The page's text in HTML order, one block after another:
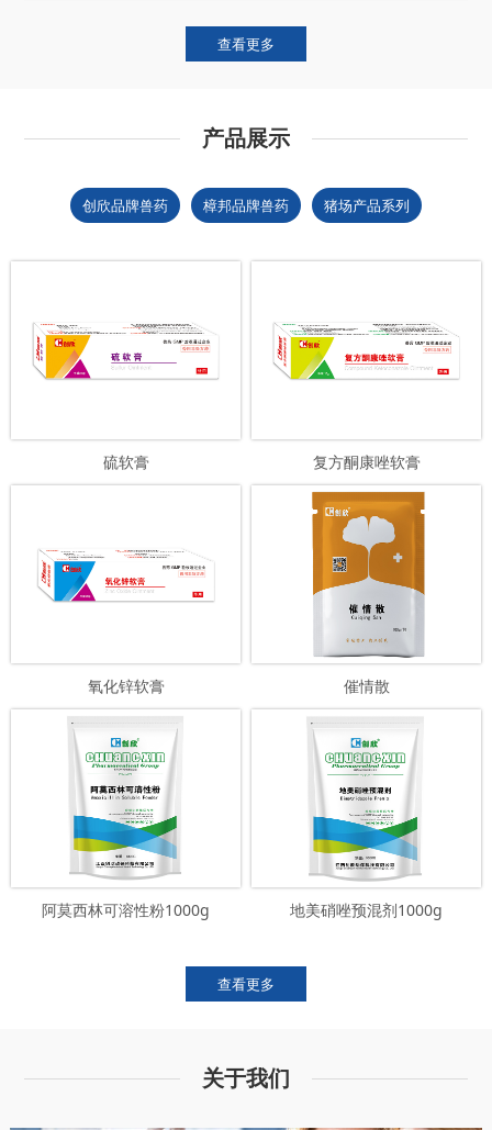
查看更多
产品展示
创欣品牌兽药 樟邦品牌兽药 猪场产品系列
硫软膏 复方酮康唑软膏
氧化锌软膏 催情散
阿莫西林可溶性粉1000g 地美硝唑预混剂1000g
查看更多
关于我们